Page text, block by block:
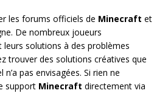
les forums officiels de Minecraft et
De nombreux joueurs
solutions à des problèmes
trouver des solutions créatives que
pas envisagées. Si rien ne
support Minecraft directement via